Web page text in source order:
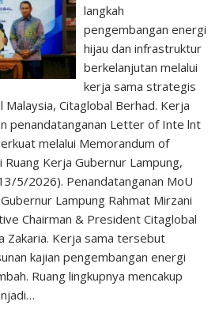
langkah
pengembangan energi
hijau dan infrastruktur
berkelanjutan melalui
kerja sama strategis
Malaysia, Citaglobal Berhad. Kerja
penandatanganan Letter of Inte lnt
melalui Memorandum of
Kerja Gubernur Lampung,
5/2026). Penandatanganan MoU
Lampung Rahmat Mirzani
Chairman & President Citaglobal
Zakaria. Kerja sama tersebut
kajian pengembangan energi
Ruang lingkupnya mencakup